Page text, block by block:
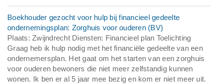
Boekhouder gezocht voor hulp bij financieel gedeelte
ondernemingsplan: Zorghuis voor ouderen (BV)
Plaats: Zwijndrecht Diensten: Financieel plan Toelichting
Graag heb ik hulp nodig met het financiële gedeelte van een
ondernemersplan. Het gaat om het starten van een zorghuis
voor ouderen bewoners die niet meer zelfstandig kunnen
wonen. Ik ben er al 5 jaar mee bezig en kom er niet meer uit.